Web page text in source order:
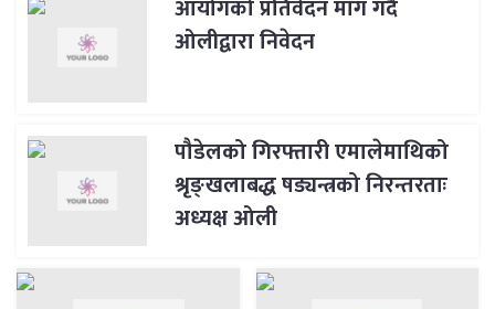
आयोगको प्रतिवेदन माग गर्दै
ओलीद्वारा निवेदन
पौडेलको गिरफ्तारी एमालेमाथिको
श्रृङ्खलाबद्ध षड्यन्त्रको निरन्तरताः
अध्यक्ष ओली